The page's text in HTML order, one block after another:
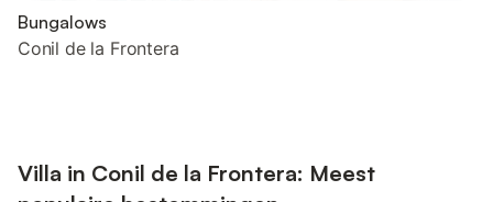
Bungalows
Conil de la Frontera
Villa in Conil de la Frontera: Meest